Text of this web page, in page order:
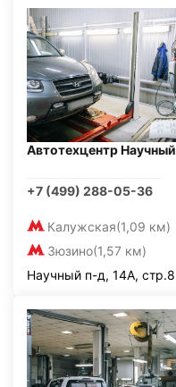
Автотехцентр Научный
+7 (499) 288-05-36
Калужская(1,09 км)
Зюзино(1,57 км)
Научный п-д, 14А, стр.8